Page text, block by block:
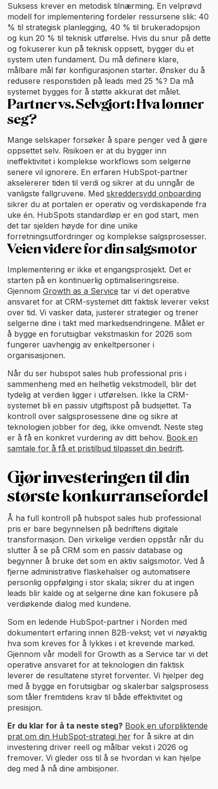
Suksess krever en metodisk tilnærming. En velprøvd
modell for implementering fordeler ressursene slik: 40
% til strategisk planlegging, 40 % til brukeradopsjon
og kun 20 % til teknisk utførelse. Hvis du snur på dette
og fokuserer kun på teknisk oppsett, bygger du et
system uten fundament. Du må definere klare,
målbare mål før konfigurasjonen starter. Ønsker du å
redusere responstiden på leads med 25 %? Da må
systemet bygges for å støtte akkurat det målet.
Partner vs. Selvgjort: Hva lønner
seg?
Mange selskaper forsøker å spare penger ved å gjøre
oppsettet selv. Risikoen er at du bygger inn
ineffektivitet i komplekse workflows som selgerne
senere vil ignorere. En erfaren HubSpot-partner
akselererer tiden til verdi og sikrer at du unngår de
vanligste fallgruvene. Med skreddersydd onboarding
sikrer du at portalen er operativ og verdiskapende fra
uke én. HubSpots standardløp er en god start, men
det tar sjelden høyde for dine unike
forretningsutfordringer og komplekse salgsprosesser.
Veien videre for din salgsmotor
Implementering er ikke et engangsprosjekt. Det er
starten på en kontinuerlig optimaliseringsreise.
Gjennom Growth as a Service tar vi det operative
ansvaret for at CRM-systemet ditt faktisk leverer vekst
over tid. Vi vasker data, justerer strategier og trener
selgerne dine i takt med markedsendringene. Målet er
å bygge en forutsigbar vekstmaskin for 2026 som
fungerer uavhengig av enkeltpersoner i
organisasjonen.
Når du ser hubspot sales hub professional pris i
sammenheng med en helhetlig vekstmodell, blir det
tydelig at verdien ligger i utførelsen. Ikke la CRM-
systemet bli en passiv utgiftspost på budsjettet. Ta
kontroll over salgsprosessene dine og sikre at
teknologien jobber for deg, ikke omvendt. Neste steg
er å få en konkret vurdering av ditt behov. Book en
samtale for å få et pristilbud tilpasset din bedrift.
Gjør investeringen til din
største konkurransefordel
Å ha full kontroll på hubspot sales hub professional
pris er bare begynnelsen på bedriftens digitale
transformasjon. Den virkelige verdien oppstår når du
slutter å se på CRM som en passiv database og
begynner å bruke det som en aktiv salgsmotor. Ved å
fjerne administrative flaskehalser og automatisere
personlig oppfølging i stor skala; sikrer du at ingen
leads blir kalde og at selgerne dine kan fokusere på
verdiøkende dialog med kundene.
Som en ledende HubSpot-partner i Norden med
dokumentert erfaring innen B2B-vekst; vet vi nøyaktig
hva som kreves for å lykkes i et krevende marked.
Gjennom vår modell for Growth as a Service tar vi det
operative ansvaret for at teknologien din faktisk
leverer de resultatene styret forventer. Vi hjelper deg
med å bygge en forutsigbar og skalerbar salgsprosess
som tåler fremtidens krav til både effektivitet og
presisjon.
Er du klar for å ta neste steg? Book en uforpliktende
prat om din HubSpot-strategi her for å sikre at din
investering driver reell og målbar vekst i 2026 og
fremover. Vi gleder oss til å se hvordan vi kan hjelpe
deg med å nå dine ambisjoner.